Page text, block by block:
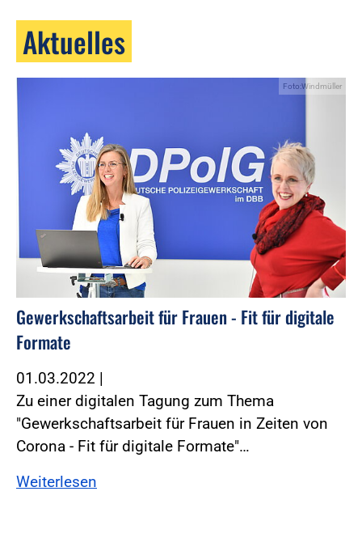
Aktuelles
Foto:Windmüller
Gewerkschaftsarbeit für Frauen - Fit für digitale
Formate
01.03.2022 |
Zu einer digitalen Tagung zum Thema
"Gewerkschaftsarbeit für Frauen in Zeiten von
Corona - Fit für digitale Formate"…
Weiterlesen